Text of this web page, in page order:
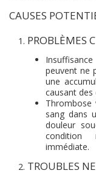
CAUSES
PROBLÈMES
peuvent ne
une
causant des
Thrombose
sang dans
douleur
condition
immédiate.
TROUBLES